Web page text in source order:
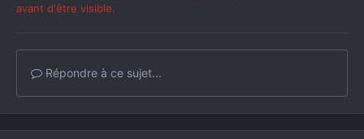
avant d'être visible.
Répondre à ce sujet...